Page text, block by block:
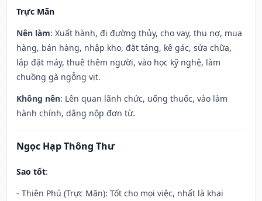
Trực Mãn
Nên làm: Xuất hành, đi đường thủy, cho vay, thu nợ, mua
hàng, bán hàng, nhập kho, đặt táng, kê gác, sửa chữa,
lắp đặt máy, thuê thêm người, vào học kỹ nghệ, làm
chuồng gà ngỗng vịt.
Không nên: Lên quan lãnh chức, uống thuốc, vào làm
hành chính, dâng nộp đơn từ.
Ngọc Hạp Thông Thư
Sao tốt:
- Thiên Phú (Trực Mãn): Tốt cho mọi việc, nhất là khai